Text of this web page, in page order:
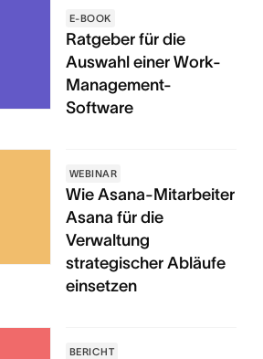
E-BOOK
Ratgeber für die
Auswahl einer Work-
Management-
Software
WEBINAR
Wie Asana-Mitarbeiter
Asana für die
Verwaltung
strategischer Abläufe
einsetzen
BERICHT